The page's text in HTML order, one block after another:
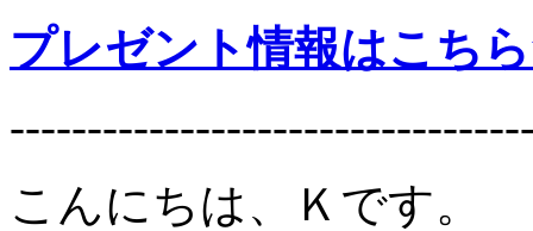
プレゼント情報はこち
こんにちは、Ｋです。